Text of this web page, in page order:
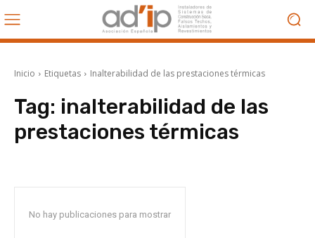
Inicio Etiquetas Inalterabilidad de las prestaciones térmicas
Tag: inalterabilidad de las
prestaciones térmicas
No hay publicaciones para mostrar